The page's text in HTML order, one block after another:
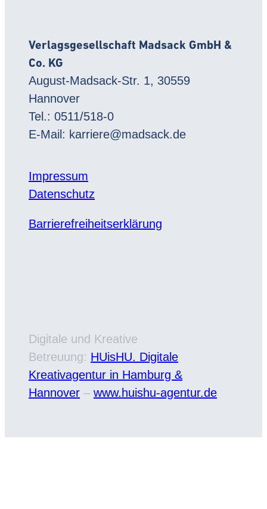
Verlagsgesellschaft Madsack GmbH &
Co. KG
August-Madsack-Str. 1, 30559
Hannover
Tel.: 0511/518-0
E-Mail: karriere@madsack.de
Impressum
Datenschutz
Barrierefreiheitserklärung
Digitale und Kreative
Betreuung: HUisHU. Digitale
Kreativagentur in Hamburg &
Hannover – www.huishu-agentur.de